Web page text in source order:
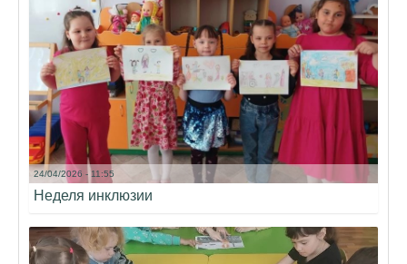
24/04/2026 - 11:55
Неделя инклюзии